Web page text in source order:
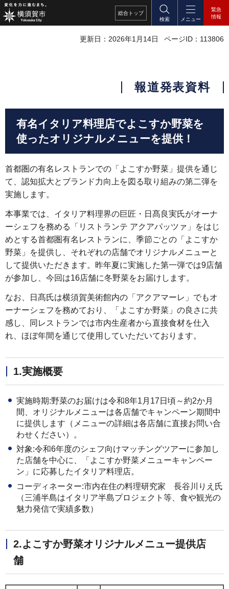
総合 トップ
検索
メニュー
緊急
情報
更新日：2026年1月14日 ページID：113806
報道発表資料
有名イタリア料理店でよこすか野菜を
使ったオリジナルメニューを提供！
首都圏の有名レストランでの「よこすか野菜」提供を通じ
て、認知拡大とブランド力向上を図る取り組みの第二弾を
実施します。
本事業では、イタリア料理界の巨匠・日髙良実氏がオーナ
ーシェフを務める「リストランテ アクアパッツァ」をはじ
めとする首都圏有名レストランに、季節ごとの「よこすか
野菜」を提供し、それぞれの店舗でオリジナルメニューと
して提供いただきます。昨年夏に実施した第一弾では9店舗
が参加し、今回は16店舗に冬野菜をお届けします。
なお、日髙氏は横須賀美術館内の「アクアマーレ」でもオ
ーナーシェフを務めており、「よこすか野菜」の良さに共
感し、同レストランでは市内生産者から直接食材を仕入
れ、ほぼ年間を通じて使用していただいております。
1.実施概要
実施時期:野菜のお届けは令和8年1月17日頃～約2か月
間、オリジナルメニューは各店舗でキャンペーン期間中
に提供します（メニューの詳細は各店舗に直接お問い合
わせください）。
対象:令和6年度のシェフ向けマッチングツアーに参加し
た店舗を中心に、「よこすか野菜メニューキャンペー
ン」に応募したイタリア料理店。
コーディネーター:市内在住の料理研究家 長谷川りえ氏
（三浦半島はイタリア半島プロジェクト等、食や観光の
魅力発信で実績多数）
2.よこすか野菜オリジナルメニュー提供店
舗